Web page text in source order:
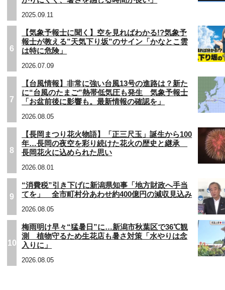
2025.09.11
6
【気象予報士に聞く】空を見ればわかる!?気象予
報士が教える”天気下り坂”のサイン「かなとこ雲
は特に危険」
2026.07.09
7
【台風情報】非常に強い台風13号の進路は？新た
に“台風のたまご”熱帯低気圧も発生 気象予報士
「お盆前後に影響も。最新情報の確認を」
2026.08.05
8
【長岡まつり花火物語】「正三尺玉」誕生から100
年…長岡の夜空を彩り続けた花火の歴史と継承
長岡花火に込められた思い
2026.08.01
9
“消費税”引き下げに新潟県知事「地方財政へ手当
てを」 全市町村分あわせ約400億円の減収見込み
2026.08.05
10
梅雨明け早々“猛暑日”に…新潟市秋葉区で36℃観
測 植物守るため生花店も暑さ対策「水やりは念
入りに」
2026.08.05